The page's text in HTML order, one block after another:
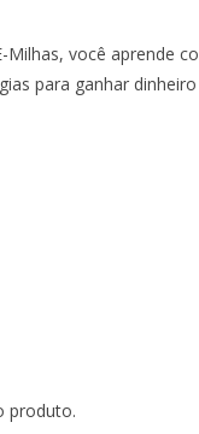
Milhas, você aprende
para ganhar dinheiro
produto.